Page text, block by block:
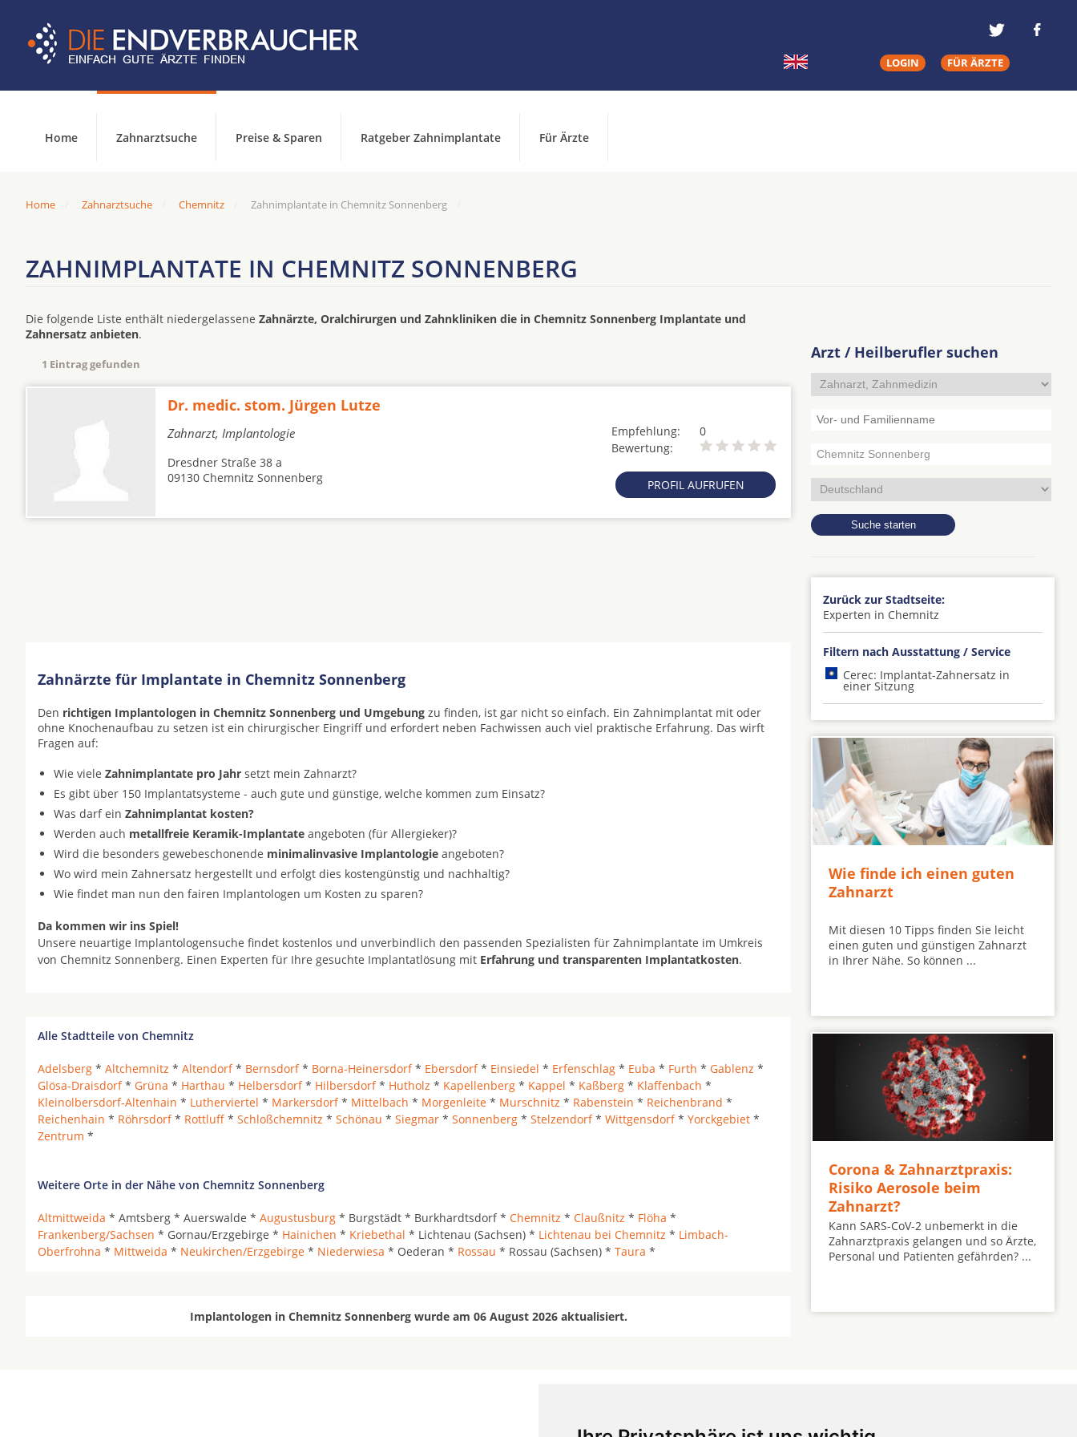
LOGIN FÜR ÄRZTE
Home Zahnarztsuche Preise & Sparen Ratgeber Zahnimplantate Für Ärzte
Home Zahnarztsuche Chemnitz Zahnimplantate in Chemnitz Sonnenberg
ZAHNIMPLANTATE IN CHEMNITZ SONNENBERG
Die folgende Liste enthält niedergelassene Zahnärzte, Oralchirurgen und Zahnkliniken die in Chemnitz Sonnenberg Implantate und
Zahnersatz anbieten.
1 Eintrag gefunden
Dr. medic. stom. Jürgen Lutze
Zahnarzt, Implantologie Empfehlung:
0
Bewertung:
PROFIL AUFRUFEN
Dresdner Straße 38 a
09130 Chemnitz Sonnenberg
Zahnärzte für Implantate in Chemnitz Sonnenberg
Den richtigen Implantologen in Chemnitz Sonnenberg und Umgebung zu finden, ist gar nicht so einfach. Ein Zahnimplantat mit oder
ohne Knochenaufbau zu setzen ist ein chirurgischer Eingriff und erfordert neben Fachwissen auch viel praktische Erfahrung. Das wirft
Fragen auf:
Wie viele Zahnimplantate pro Jahr setzt mein Zahnarzt?
Es gibt über 150 Implantatsysteme - auch gute und günstige, welche kommen zum Einsatz?
Was darf ein Zahnimplantat kosten?
Werden auch metallfreie Keramik-Implantate angeboten (für Allergieker)?
Wird die besonders gewebeschonende minimalinvasive Implantologie angeboten?
Wo wird mein Zahnersatz hergestellt und erfolgt dies kostengünstig und nachhaltig?
Wie findet man nun den fairen Implantologen um Kosten zu sparen?
Da kommen wir ins Spiel!
Unsere neuartige Implantologensuche findet kostenlos und unverbindlich den passenden Spezialisten für Zahnimplantate im Umkreis
von Chemnitz Sonnenberg. Einen Experten für Ihre gesuchte Implantatlösung mit Erfahrung und transparenten Implantatkosten.
Alle Stadtteile von Chemnitz
Adelsberg * Altchemnitz * Altendorf* Bernsdorf* Borna-Heinersdorf* Ebersdorf* Einsiedel * Erfenschlag * Euba * Furth * Gablenz *
Glösa-Draisdorf* Grüna * Harthau * Helbersdorf* Hilbersdorf* Hutholz * Kapellenberg * Kappel * Kaßberg * Klaffenbach *
Kleinolbersdorf-Altenhain * Lutherviertel * Markersdorf* Mittelbach * Morgenleite * Murschnitz * Rabenstein * Reichenbrand *
Reichenhain * Röhrsdorf* Rottluff * Schloßchemnitz * Schönau * Siegmar * Sonnenberg * Stelzendorf* Wittgensdorf* Yorckgebiet *
Zentrum *
Weitere Orte in der Nähe von Chemnitz Sonnenberg
Altmittweida * Amtsberg * Auerswalde * Augustusburg * Burgstädt * Burkhardtsdorf * Chemnitz * Claußnitz * Flöha *
Frankenberg/Sachsen * Gornau/Erzgebirge * Hainichen * Kriebethal * Lichtenau (Sachsen) * Lichtenau bei Chemnitz * Limbach-
Oberfrohna * Mittweida * Neukirchen/Erzgebirge * Niederwiesa * Oederan * Rossau * Rossau (Sachsen) * Taura *
Implantologen in Chemnitz Sonnenberg wurde am 06 August 2026 aktualisiert.
Arzt / Heilberufler suchen
Zurück zur Stadtseite:
Experten in Chemnitz
Filtern nach Ausstattung / Service
Cerec: Implantat-Zahnersatz in
einer Sitzung
Wie finde ich einen guten
Zahnarzt
Mit diesen 10 Tipps finden Sie leicht
einen guten und günstigen Zahnarzt
in Ihrer Nähe. So können ...
Corona & Zahnarztpraxis:
Risiko Aerosole beim
Zahnarzt?
Kann SARS-CoV-2 unbemerkt in die
Zahnarztpraxis gelangen und so Ärzte,
Personal und Patienten gefährden? ...